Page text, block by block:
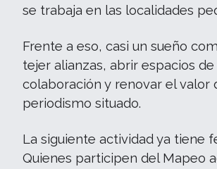
se trabaja en las localidades
Frente a eso, casi un sueño
tejer alianzas, abrir espacios de
colaboración y renovar el valor
periodismo situado.
La siguiente actividad ya tiene
Quienes participen del Mapeo